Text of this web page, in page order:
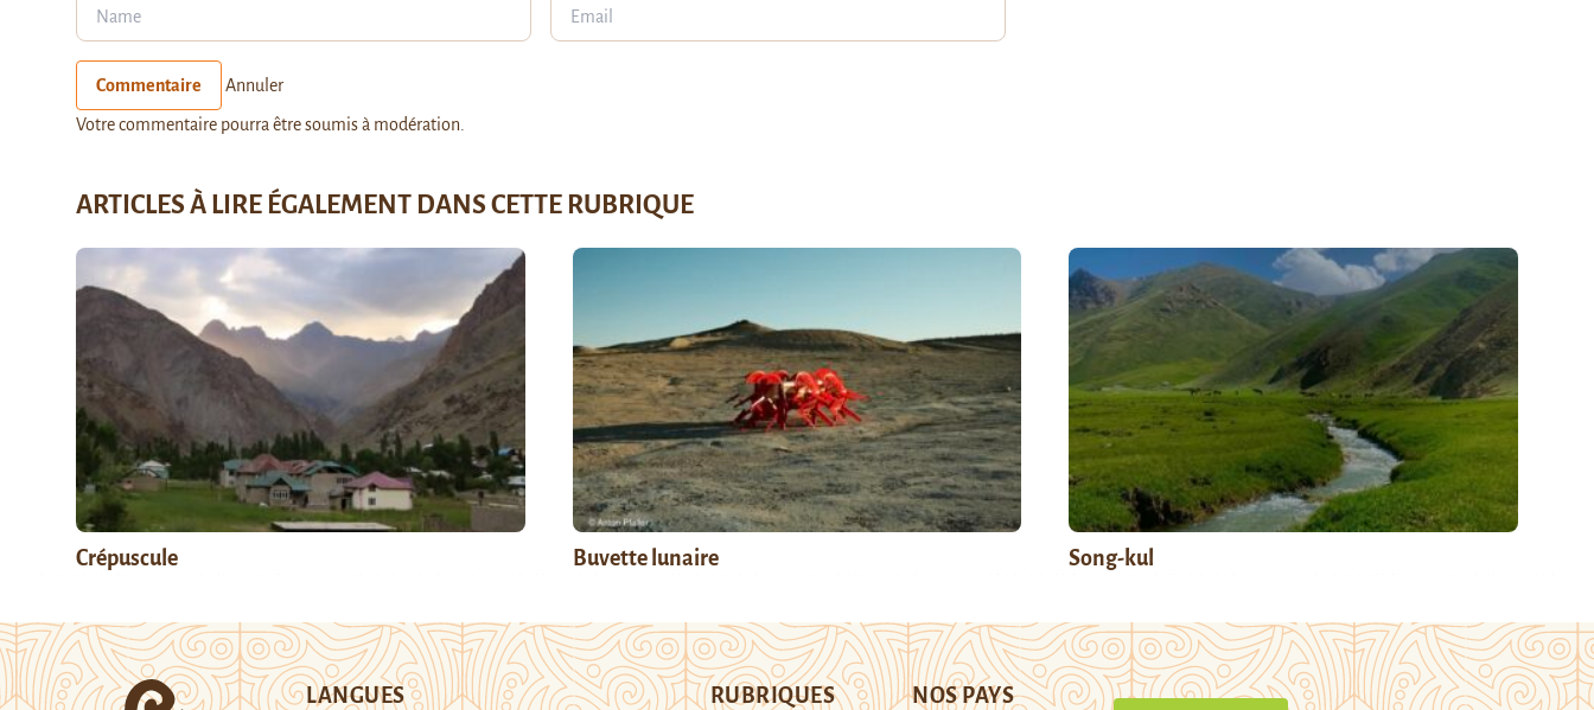
Commentaire Annuler
Votre commentaire pourra être soumis à modération.
ARTICLES À LIRE ÉGALEMENT DANS CETTE RUBRIQUE
Crépuscule Buvette lunaire Song-kul
LANGUES RUBRIQUES NOS PAYS